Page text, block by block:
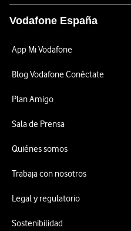
Vodafone España
App Mi Vodafone
Blog Vodafone Conéctate
Plan Amigo
Sala de Prensa
Quiénes somos
Trabaja con nosotros
Legal y regulatorio
Sostenibilidad